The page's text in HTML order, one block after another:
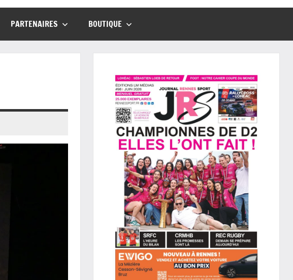
PARTENAIRES BOUTIQUE